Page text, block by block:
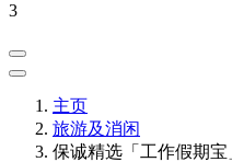
3
主页
旅游及消闲
保诚精选「工作假期